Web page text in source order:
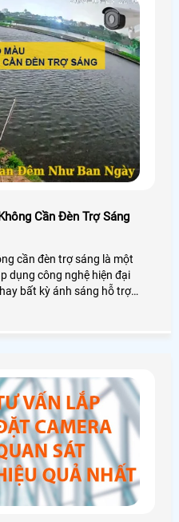
Cần Đèn Trợ Sáng
cần đèn trợ sáng là một
dụng công nghệ hiện đại
bất kỳ ánh sáng hỗ trợ